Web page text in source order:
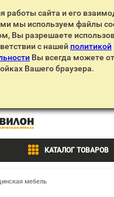
работы сайта и его
мы используем файлы
Вы разрешаете
с нашей политикой
Вы всегда можете
Вашего браузера.
КАТАЛОГ ТОВАРОВ
мебель